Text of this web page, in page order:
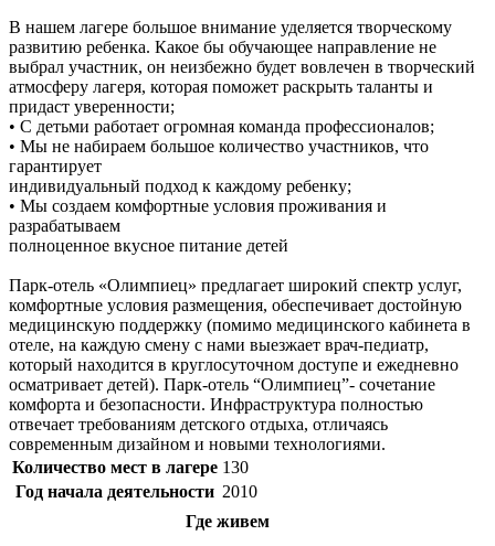
В нашем лагере большое внимание уделяется творческому
развитию ребенка. Какое бы обучающее направление не
выбрал участник, он неизбежно будет вовлечен в творческий
атмосферу лагеря, которая поможет раскрыть таланты и
придаст уверенности;
• С детьми работает огромная команда профессионалов;
• Мы не набираем большое количество участников, что
гарантирует
индивидуальный подход к каждому ребенку;
• Мы создаем комфортные условия проживания и
разрабатываем
полноценное вкусное питание детей
Парк-отель «Олимпиец» предлагает широкий спектр услуг,
комфортные условия размещения, обеспечивает достойную
медицинскую поддержку (помимо медицинского кабинета в
отеле, на каждую смену с нами выезжает врач-педиатр,
который находится в круглосуточном доступе и ежедневно
осматривает детей). Парк-отель “Олимпиец”- сочетание
комфорта и безопасности. Инфраструктура полностью
отвечает требованиям детского отдыха, отличаясь
современным дизайном и новыми технологиями.
Количество мест в лагере 130
Год начала деятельности 2010
Где живем